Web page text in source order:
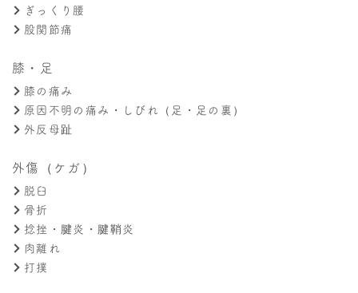
ぎっくり腰
股関節痛
膝・足
膝の痛み
原因不明の痛み・しびれ（足・足の裏）
外反母趾
外傷（ケガ）
脱臼
骨折
捻挫・腱炎・腱鞘炎
肉離れ
打撲